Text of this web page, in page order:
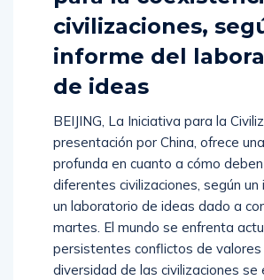
civilizaciones,
informe del
de ideas
BEIJING, La Iniciativa para la
presentación por China, ofrece
profunda en cuanto a cómo
diferentes civilizaciones, según un
un laboratorio de ideas dado a
martes. El mundo se enfrenta
persistentes conflictos de valores
diversidad de las civilizaciones se